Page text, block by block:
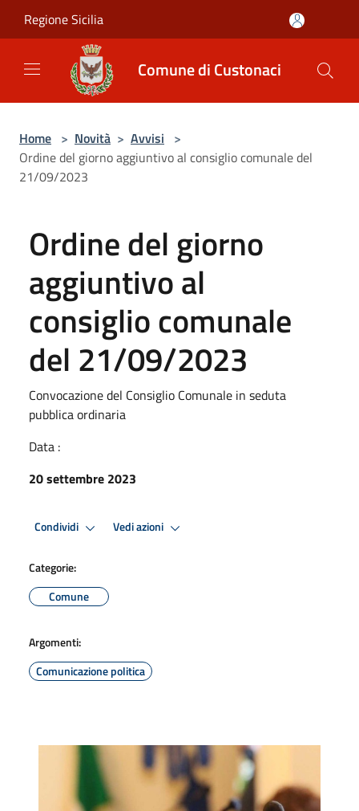
Regione Sicilia
Comune di Custonaci
Home > Novità > Avvisi >
Ordine del giorno aggiuntivo al consiglio comunale del
21/09/2023
Ordine del giorno
aggiuntivo al
consiglio comunale
del 21/09/2023
Convocazione del Consiglio Comunale in seduta
pubblica ordinaria
Data :
20 settembre 2023
Condividi Vedi azioni
Categorie:
Comune
Argomenti:
Comunicazione politica